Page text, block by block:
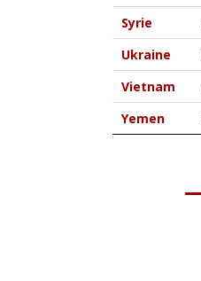
Syrie
Ukraine
Vietnam
Yemen